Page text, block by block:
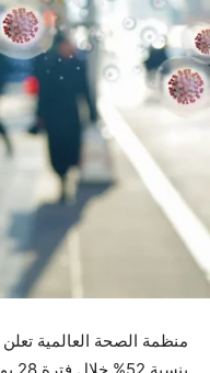
منظمة الصحة العالمية